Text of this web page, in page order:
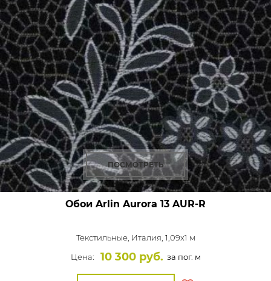
ПОСМОТРЕТЬ
Обои Arlin Aurora 13 AUR-R
Текстильные, Италия, 1,09x1 м
Цена:
10 300 руб. за пог. м